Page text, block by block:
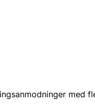
med